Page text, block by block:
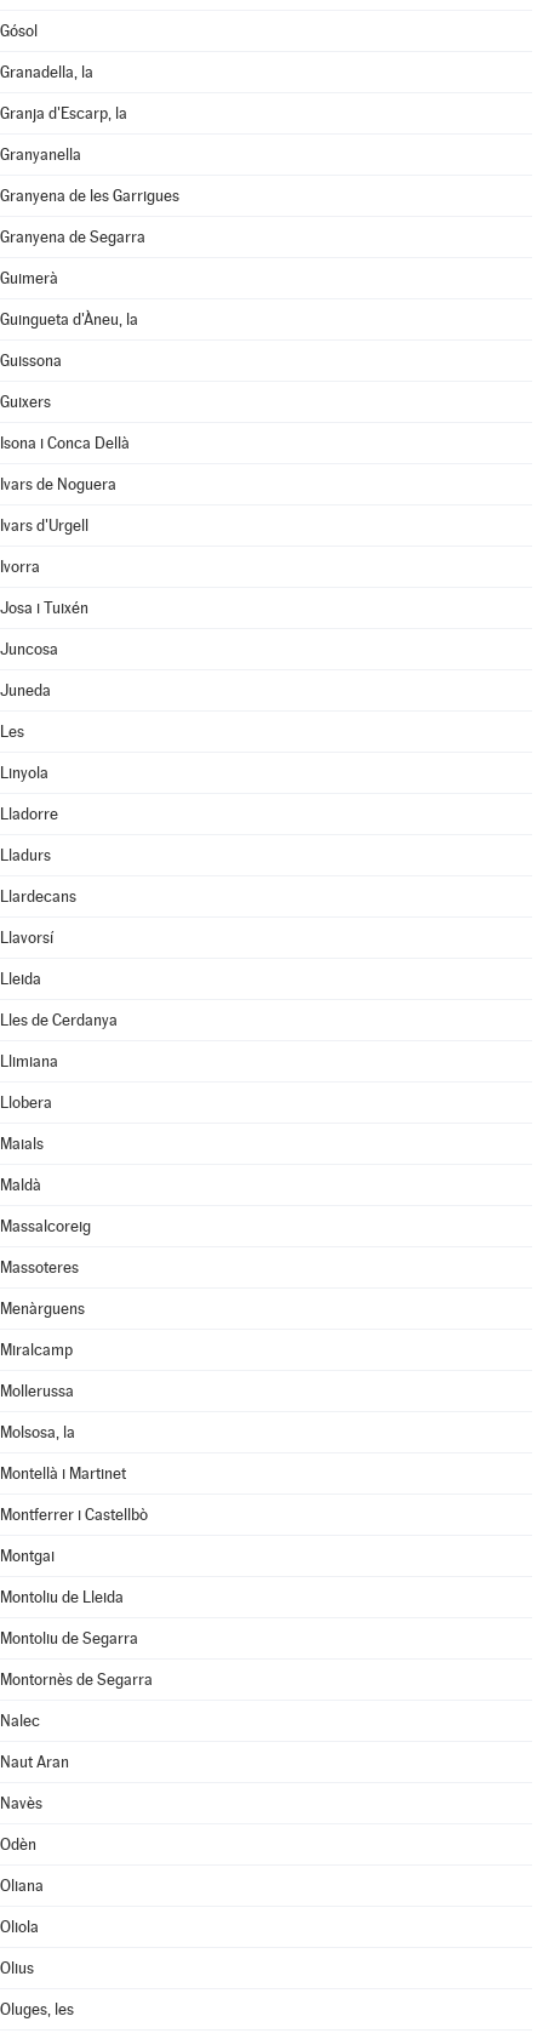
Gósol
Granadella, la
Granja d'Escarp, la
Granyanella
Granyena de les Garrigues
Granyena de Segarra
Guimerà
Guingueta d'Àneu, la
Guissona
Guixers
Isona i Conca Dellà
Ivars de Noguera
Ivars d'Urgell
Ivorra
Josa i Tuixén
Juncosa
Juneda
Les
Linyola
Lladorre
Lladurs
Llardecans
Llavorsí
Lleida
Lles de Cerdanya
Llimiana
Llobera
Maials
Maldà
Massalcoreig
Massoteres
Menàrguens
Miralcamp
Mollerussa
Molsosa, la
Montellà i Martinet
Montferrer i Castellbò
Montgai
Montoliu de Lleida
Montoliu de Segarra
Montornès de Segarra
Nalec
Naut Aran
Navès
Odèn
Oliana
Oliola
Olius
Oluges, les